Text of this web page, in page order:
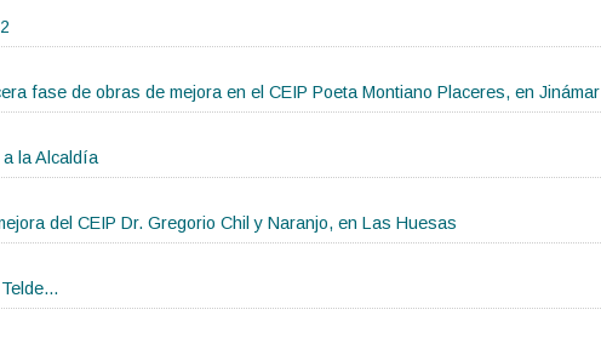
fase de obras de mejora en el CEIP Poeta Montiano Placeres, en Jinámar
la Alcaldía
del CEIP Dr. Gregorio Chil y Naranjo, en Las Huesas